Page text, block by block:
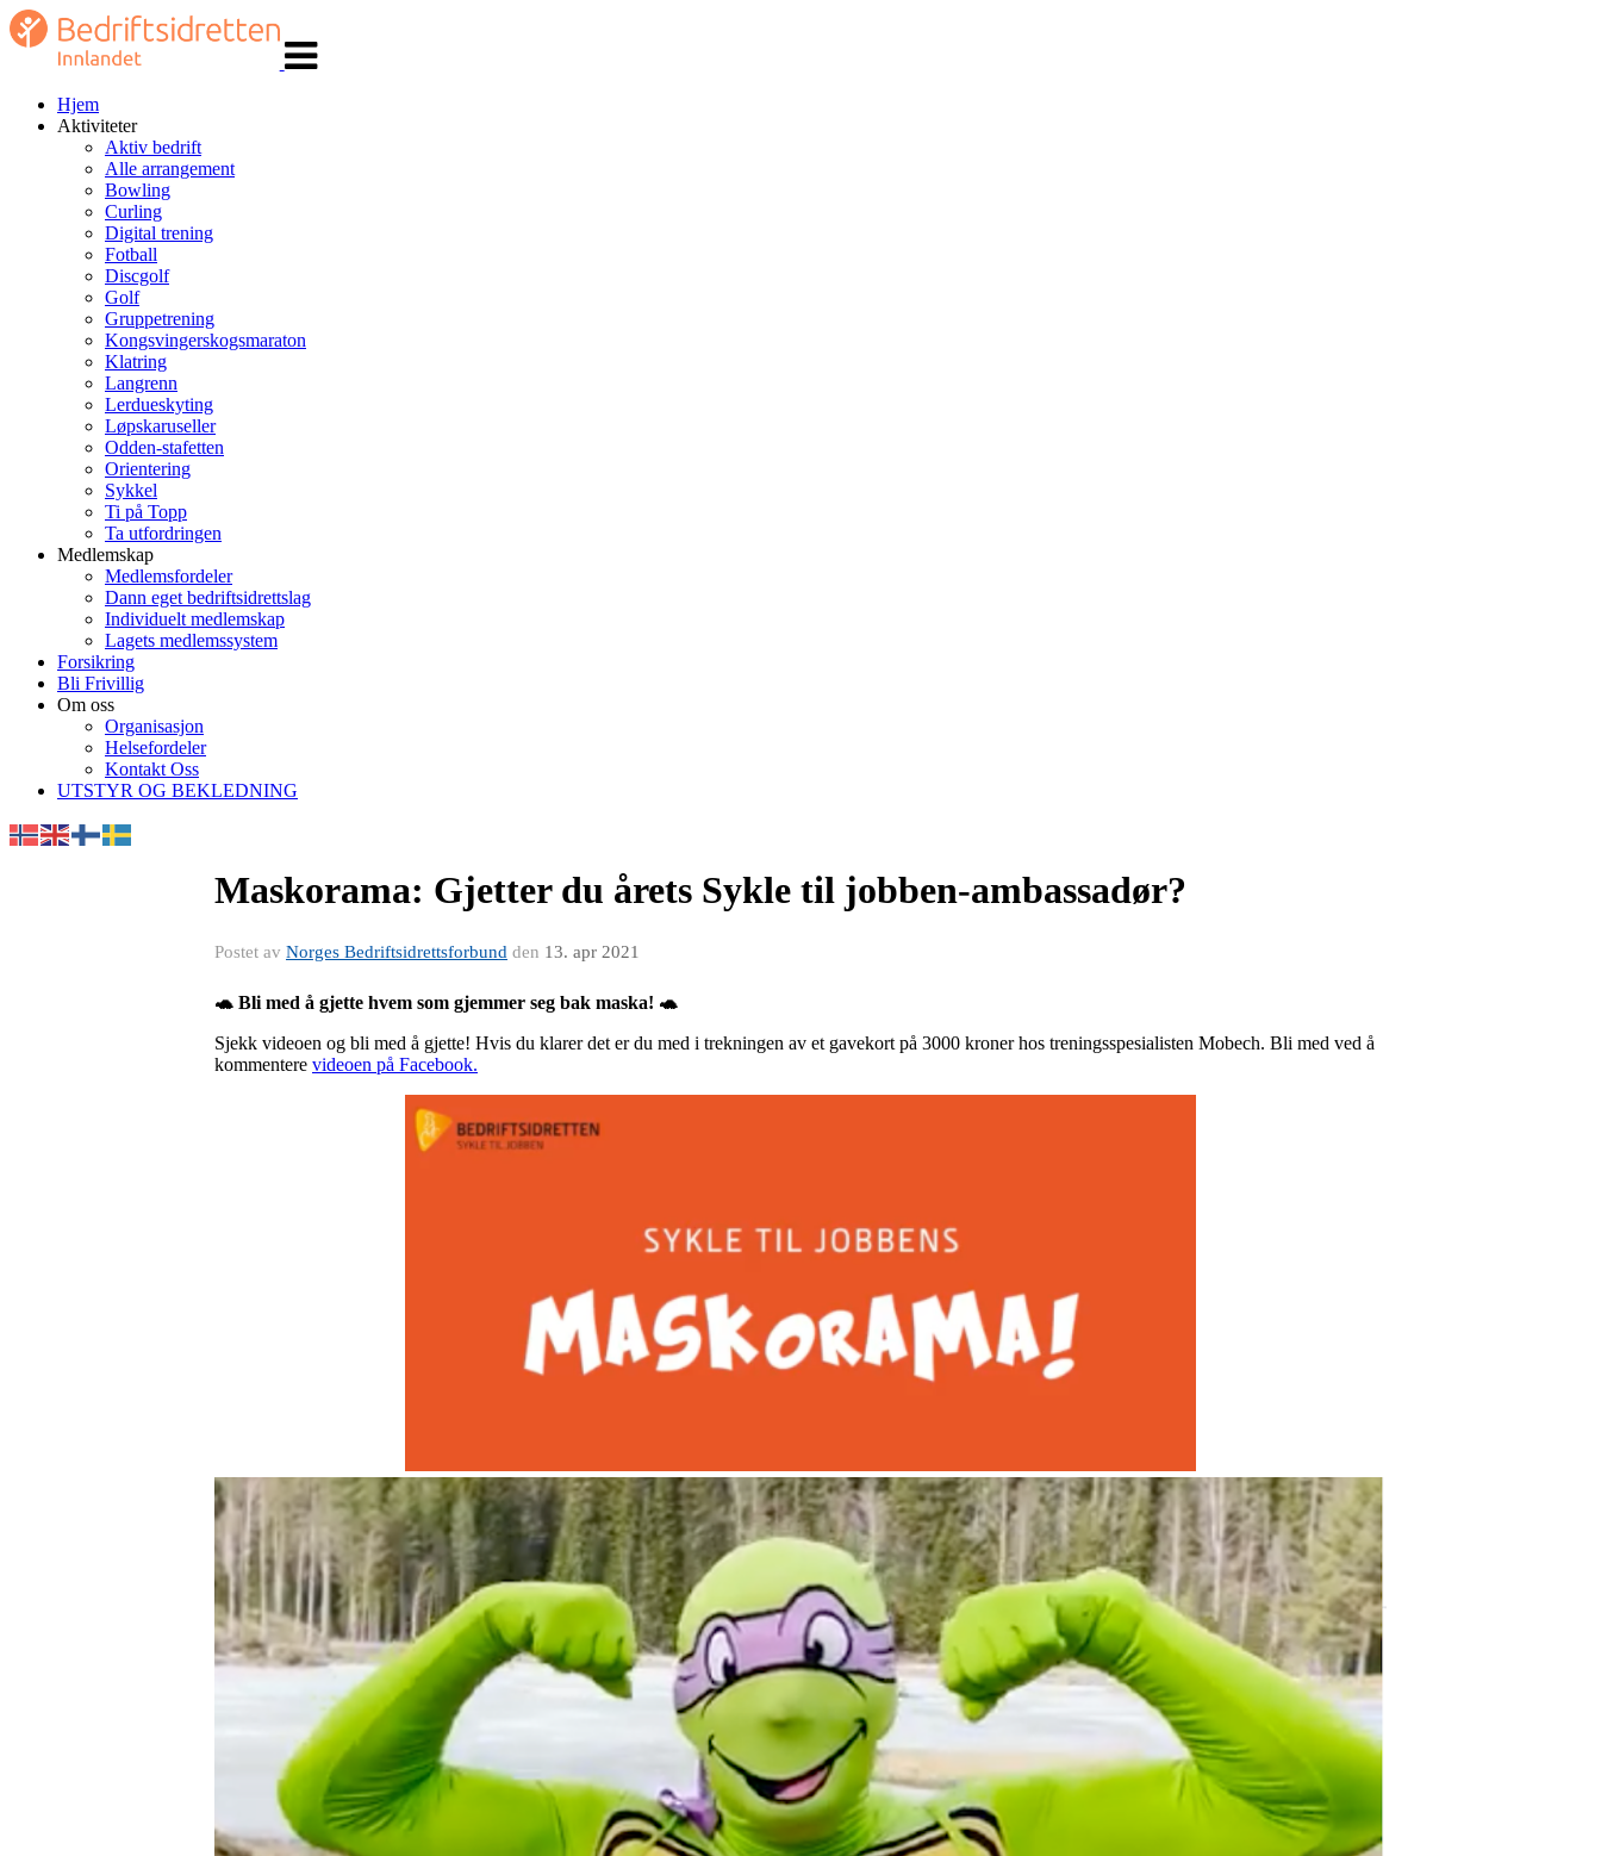
navigasjon
Hjem
Aktiviteter
Aktiv bedrift
Alle arrangement
Bowling
Curling
Digital trening
Fotball
Discgolf
Golf
Gruppetrening
Kongsvingerskogsmaraton
Klatring
Langrenn
Lerdueskyting
Løpskaruseller
Odden-stafetten
Orientering
Sykkel
Ti på Topp
Ta utfordringen
Medlemskap
Medlemsfordeler
Dann eget bedriftsidrettslag
Individuelt medlemskap
Lagets medlemssystem
Forsikring
Bli Frivillig
Om oss
Organisasjon
Helsefordeler
Kontakt Oss
UTSTYR OG BEKLEDNING
Maskorama: Gjetter du årets Sykle til jobben-ambassadør?
Postet av Norges Bedriftsidrettsforbund den 13. apr 2021
🐢 Bli med å gjette hvem som gjemmer seg bak maska! 🐢
Sjekk videoen og bli med å gjette! Hvis du klarer det er du med i trekningen av et gavekort på 3000 kroner hos treningsspesialisten Mobech. Bli med ved å
kommentere videoen på Facebook.